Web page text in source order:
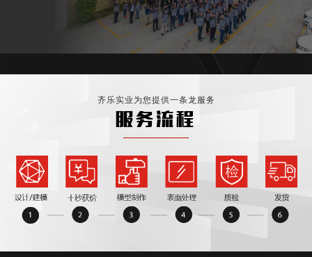
齐乐实业为您提供一条龙服务
服务流程